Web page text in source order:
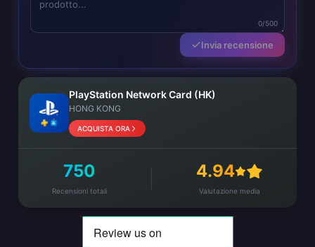
0/500
Invia recensione
PlayStation Network Card (HK)
HONG KONG
ACQUISTA ORA
750
Recensioni totali
4.94
Valutazione media